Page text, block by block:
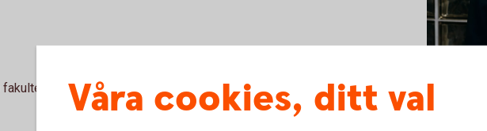
Jurist kandidatexamen avlagd under läsåret
Våra cookies, ditt val